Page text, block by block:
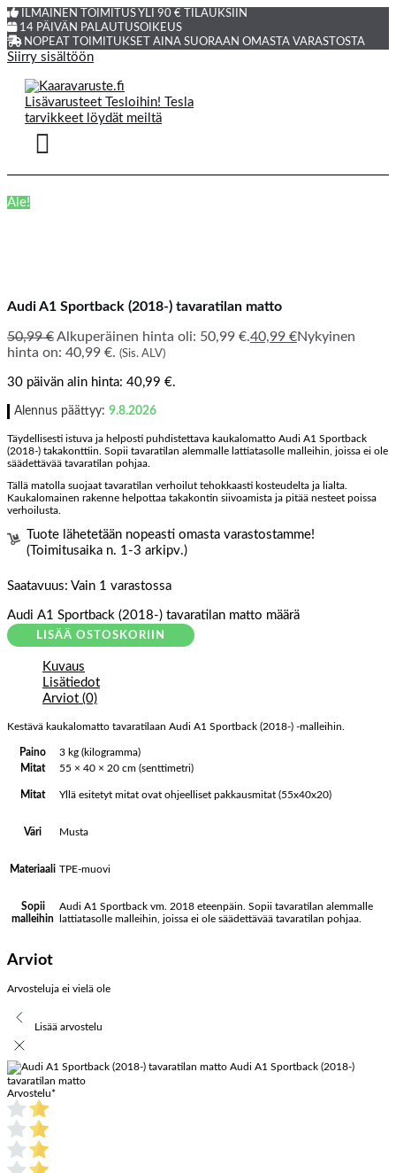
ILMAINEN TOIMITUS YLI 90 € TILAUKSIIN
14 PÄIVÄN PALAUTUSOIKEUS
NOPEAT TOIMITUKSET AINA SUORAAN OMASTA VARASTOSTA
Siirry sisältöön
Ale!
Audi A1 Sportback (2018-) tavaratilan matto
50,99€ Alkuperäinen hinta oli: 50,99 €.40,99 €Nykyinen
hinta on: 40,99 €. (Sis. ALV)
30 päivän alin hinta: 40,99 €.
Alennus päättyy: 9.8.2026
Täydellisesti istuva ja helposti puhdistettava kaukalomatto Audi A1 Sportback
(2018-) takakonttiin. Sopii tavaratilan alemmalle lattiatasolle malleihin, joissa ei ole
säädettävää tavaratilan pohjaa.
Tällä matolla suojaat tavaratilan verhoilut tehokkaasti kosteudelta ja lialta.
Kaukalomainen rakenne helpottaa takakontin siivoamista ja pitää nesteet poissa
verhoilusta.
Tuote lähetetään nopeasti omasta varastostamme!
(Toimitusaika n. 1-3 arkipv.)
Saatavuus: Vain 1 varastossa
Audi A1 Sportback (2018-) tavaratilan matto määrä
LISÄÄ OSTOSKORIIN
Kuvaus
Lisätiedot
Arviot (0)
Kestävä kaukalomatto tavaratilaan Audi A1 Sportback (2018-) -malleihin.
Paino
3 kg (kilogramma)
Mitat
55 × 40 × 20 cm (senttimetri)
Mitat Yllä esitetyt mitat ovat ohjeelliset pakkausmitat (55x40x20)
Väri Musta
Materiaali TPE-muovi
Sopii
malleihin
Audi A1 Sportback vm. 2018 eteenpäin. Sopii tavaratilan alemmalle
lattiatasolle malleihin, joissa ei ole säädettävää tavaratilan pohjaa.
Arviot
Arvosteluja ei vielä ole
Lisää arvostelu
Audi A1 Sportback (2018-)
tavaratilan matto
Arvostelu*